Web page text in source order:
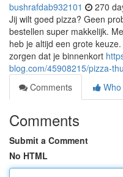
bushrafdab932101 270
Jij wilt goed pizza? Geen
bestellen super makkelijk.
heb je altijd een grote
zorgen dat je binnenkort
blog.com/45908215/pizza-
Comments
Comments
Submit a Comment
No HTML